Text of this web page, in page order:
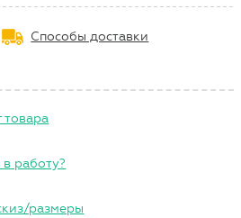
Способы доставки
товара
в работу?
размеры